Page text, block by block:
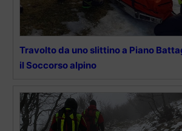
Travolto da uno slittino a Piano
il Soccorso alpino